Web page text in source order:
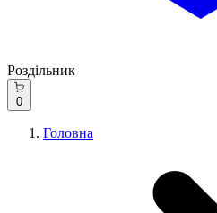
Роздільник
0
Головна